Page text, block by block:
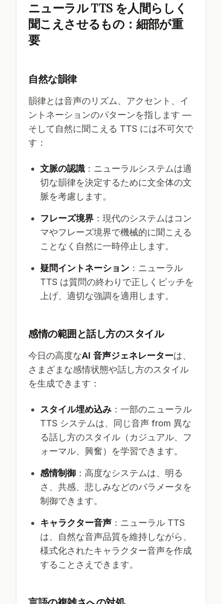
ニューラル TTS を人間らしく
聞こえさせるもの：細部が重
要
自然な韻律
韻律とは音声のリズム、アクセント、イ
ントネーションのパターンを指します —
そして自然に聞こえる TTS には不可欠で
す：
文脈の認識 ：ニューラルシステムは適
切な韻律を決定するために文全体の文
脈を考慮します。
フレーズ境界 ：現代のシステムはコン
マやフレーズ境界で機械的に聞こえる
ことなく自然に一時停止します。
疑問イントネーション ：ニューラル
TTS は質問の終わりで正しくピッチを
上げ、適切な強調を適用します。
感情の範囲と話し方のスタイル
今日の高度なAI 音声ジェネレーターは、
さまざまな感情状態や話し方のスタイル
を生成できます：
スタイル埋め込み ：一部のニューラル
TTS システムは、同じ音声 from 異な
る話し方のスタイル（カジュアル、フ
ォーマル、興奮）を学習できます。
感情制御 ：高度なシステムは、明る
さ、共感、悲しみなどのパラメータを
制御できます。
キャラクター音声 ：ニューラル TTS
は、自然な音声品質を維持しながら、
様式化されたキャラクター音声を作成
することさえできます。